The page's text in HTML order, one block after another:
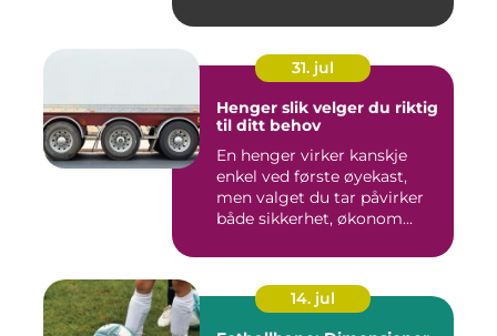
31. jul
Henger slik velger du riktig
til ditt behov
En henger virker kanskje
enkel ved første øyekast,
men valget du tar påvirker
både sikkerhet, økonom...
14. jul